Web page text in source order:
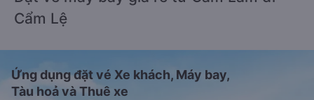
Cẩm Lệ
Ứng dụng đặt vé Xe khách, Máy bay,
Tàu hoả và Thuê xe